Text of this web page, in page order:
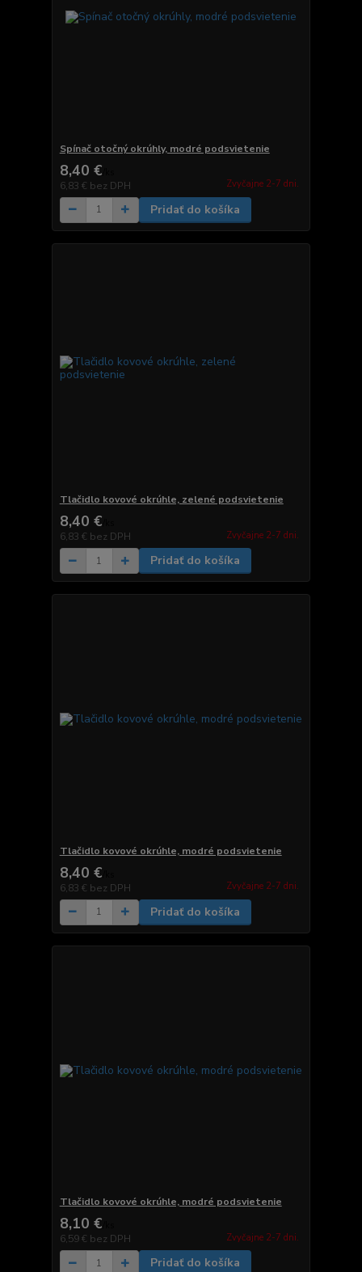
Spínač otočný okrúhly, modré podsvietenie
8,40 €
6,83 € bez DPH Zvyčajne 2-7 dni.
Pridať do košíka
Tlačidlo kovové okrúhle, zelené podsvietenie
8,40 €
6,83 € bez DPH Zvyčajne 2-7 dni.
Pridať do košíka
Tlačidlo kovové okrúhle, modré podsvietenie
8,40 €
6,83 € bez DPH Zvyčajne 2-7 dni.
Pridať do košíka
Tlačidlo kovové okrúhle, modré podsvietenie
8,10 €
6,59 € bez DPH Zvyčajne 2-7 dni.
Pridať do košíka